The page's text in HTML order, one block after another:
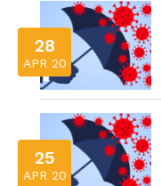
28
APR 20
25
APR 20